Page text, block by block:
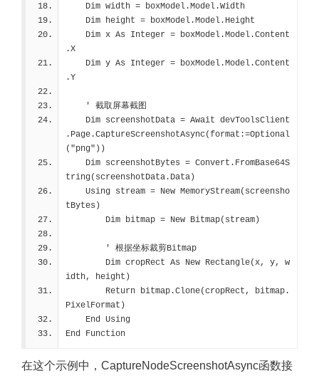
Dim width = boxModel.Model.Width
Dim height = boxModel.Model.Height
Dim x As Integer = boxModel.Model.Content
.X
Dim y As Integer = boxModel.Model.Content
.Y
' 截取屏幕截图
Dim screenshotData = Await devToolsClient
.Page.CaptureScreenshotAsync(format:=Optional
("png"))
Dim screenshotBytes = Convert.FromBase64S
tring(screenshotData.Data)
Using stream = New MemoryStream(screensho
tBytes)
Dim bitmap = New Bitmap(stream)
' 根据坐标裁剪Bitmap
Dim cropRect As New Rectangle(x, y, w
idth, height)
Return bitmap.Clone(cropRect, bitmap.
PixelFormat)
End Using
End Function
在这个示例中，CaptureNodeScreenshotAsync函数接